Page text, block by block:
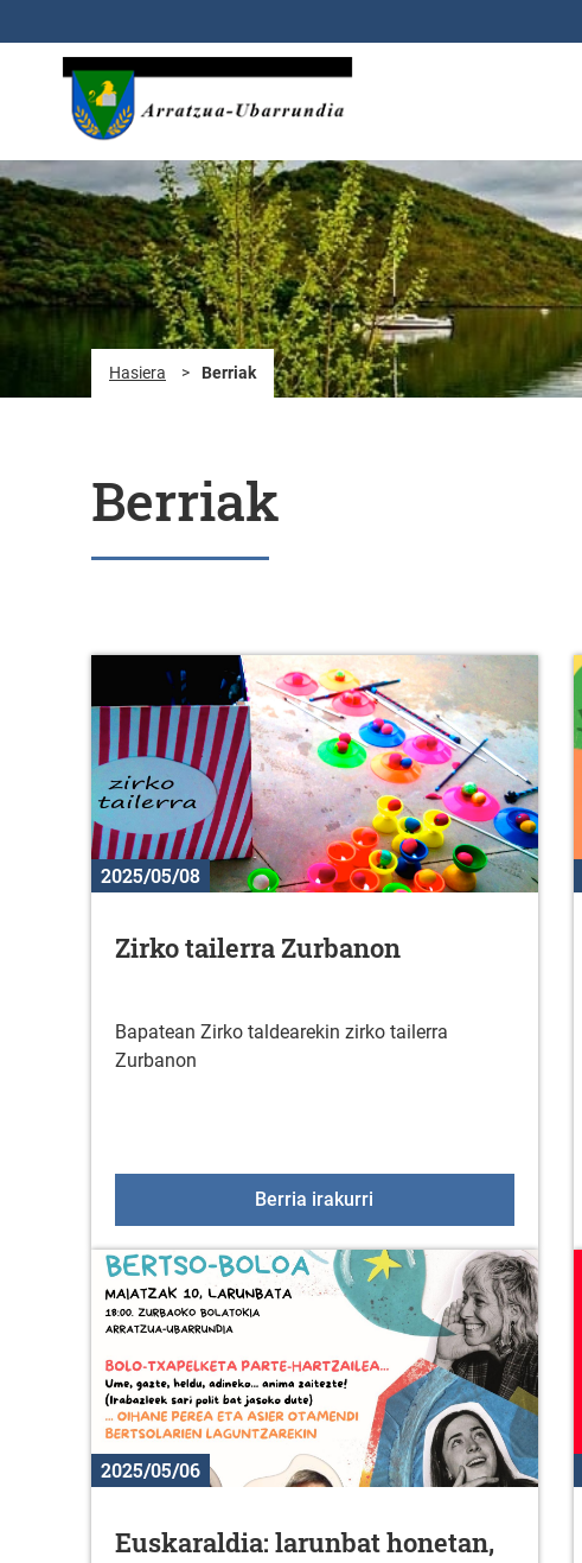
Hasiera > Berriak
Berriak
2025/05/08
Zirko tailerra Zurbanon
Bapatean Zirko taldearekin zirko tailerra
Zurbanon
Berria irakurri
2025/05/06
Euskaraldia: larunbat honetan,